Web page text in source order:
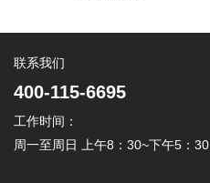
联系我们
400-115-6695
工作时间：
周一至周日 上午8：30~下午5：30